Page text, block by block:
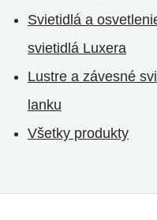
Svietidlá a
svietidlá Luxera
Lustre a závesné
lanku
Všetky produkty